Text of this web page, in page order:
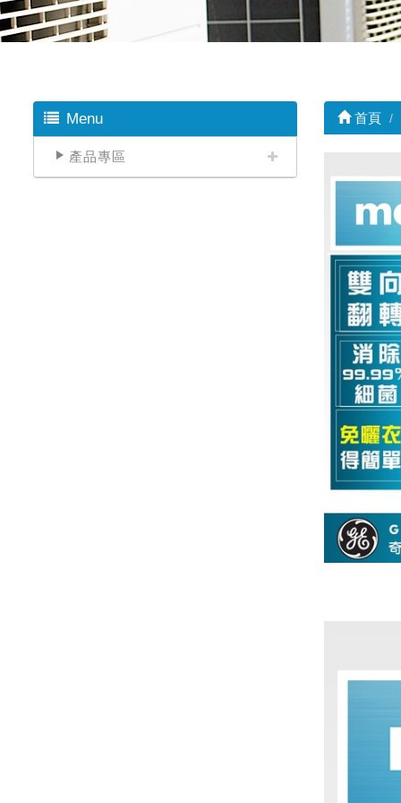
Menu
產品專區
首頁